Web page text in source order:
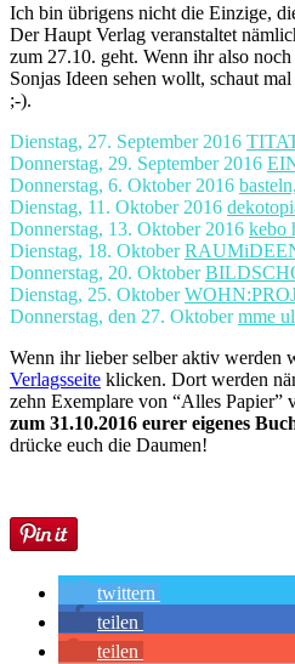
Ich bin übrigens nicht die Einzige,
Der Haupt Verlag veranstaltet
zum 27.10. geht. Wenn ihr also
Sonjas Ideen sehen wollt, schaut
;-).
Dienstag, 27. September 2016
Donnerstag, 29. September 2016
Donnerstag, 6. Oktober 2016
Dienstag, 11. Oktober 2016
Donnerstag, 13. Oktober 2016 kebo
Dienstag, 18. Oktober
Donnerstag, 20. Oktober
Dienstag, 25. Oktober
Donnerstag, den 27. Oktobermme
Wenn ihr lieber selber aktiv werden
Verlagsseite klicken. Dort werden
zehn Exemplare von “Alles Papier”
zum 31.10.2016 eurer eigenes
drücke euch die Daumen!
twittern
teilen
teilen